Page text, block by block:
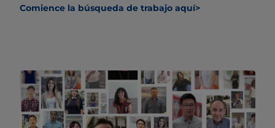
Comience la búsqueda de trabajo aquí>